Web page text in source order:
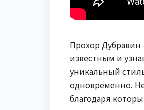
Прохор Дубравин
известным и
уникальный
одновременно.
благодаря